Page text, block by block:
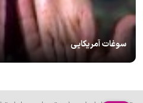
سوغات آمریکایی